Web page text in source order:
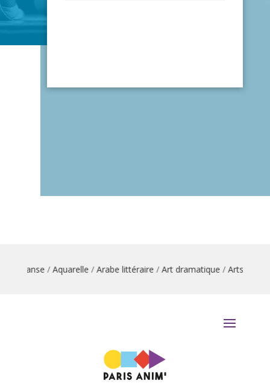
danse/Aquarelle/Arabe littéraire/Art dramatique/Arts du